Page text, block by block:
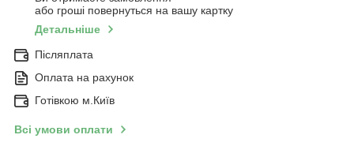
або гроші повернуться на вашу картку
Детальніше
Післяплата
Оплата на рахунок
Готівкою м.Київ
Всі умови оплати